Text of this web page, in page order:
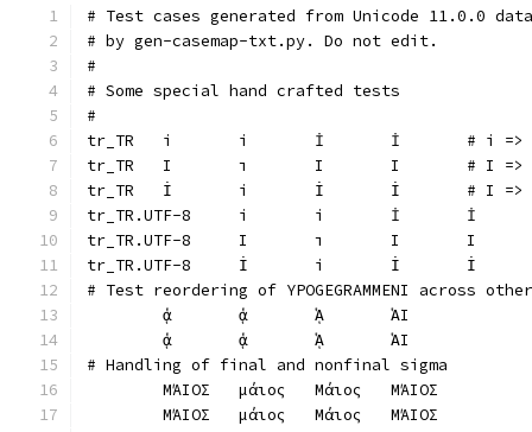
# Test cases generated from Unicode 11.0.0 data
# by gen-casemap-txt.py. Do not edit.
#
# Some special hand crafted tests
#
tr_TR	i	i
tr_TR	I	ı
tr_TR	İ	i
# Test reordering of YPOGEGRAMMENI across
# Handling of final and nonfinal sigma